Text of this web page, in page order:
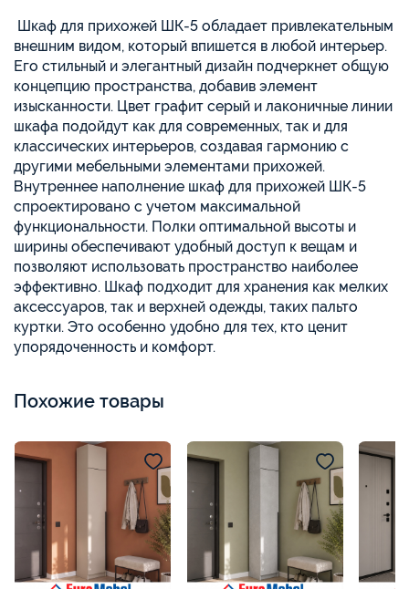
Шкаф для прихожей ШК-5 обладает привлекательным
внешним видом, который впишется в любой интерьер.
Его стильный и элегантный дизайн подчеркнет общую
концепцию пространства, добавив элемент
изысканности. Цвет графит серый и лаконичные линии
шкафа подойдут как для современных, так и для
классических интерьеров, создавая гармонию с
другими мебельными элементами прихожей.
Внутреннее наполнение шкаф для прихожей ШК-5
спроектировано с учетом максимальной
функциональности. Полки оптимальной высоты и
ширины обеспечивают удобный доступ к вещам и
позволяют использовать пространство наиболее
эффективно. Шкаф подходит для хранения как мелких
аксессуаров, так и верхней одежды, таких пальто
куртки. Это особенно удобно для тех, кто ценит
упорядоченность и комфорт.
Похожие товары